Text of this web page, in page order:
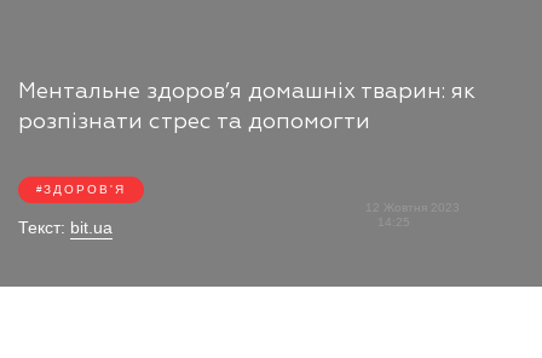
Ментальне здоров’я домашніх тварин: як
розпізнати стрес та допомогти
ЗДОРОВ'Я
Текст: bit.ua
12 Жовтня 2023